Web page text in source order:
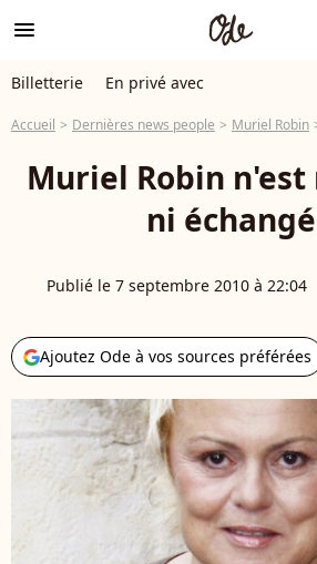
menu
Billetterie En privé avec
Accueil Dernières news people Muriel Robin
Muriel Robin
ni
Publié le 7 septembre 2010 à 22:04
Ajoutez Ode à vos sources préférées